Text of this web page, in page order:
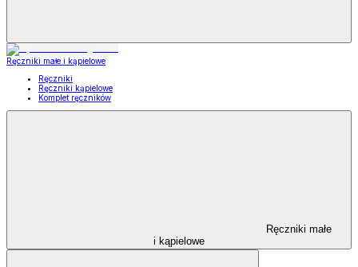
Ręczniki małe i kąpielowe
Ręczniki
Ręczniki kąpielowe
Komplet ręczników
Ręczniki małe
i kąpielowe